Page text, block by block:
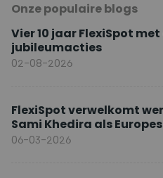
Onze populaire blogs
Vier 10 jaar FlexiSpot
jubileumacties
02-08-2026
FlexiSpot verwelkomt
Sami Khedira als
merkambassadeur
06-03-2026